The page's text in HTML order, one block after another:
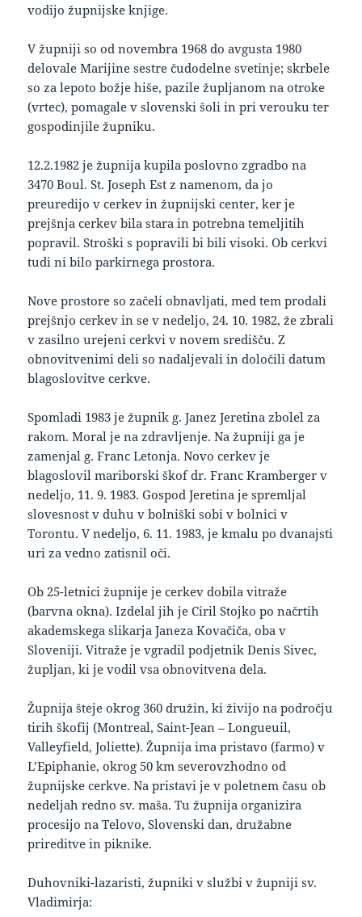
vodijo župnijske knjige.
V župniji so od novembra 1968 do avgusta 1980
delovale Marijine sestre čudodelne svetinje; skrbele
so za lepoto božje hiše, pazile župljanom na otroke
(vrtec), pomagale v slovenski šoli in pri verouku ter
gospodinjile župniku.
12.2.1982 je župnija kupila poslovno zgradbo na
3470 Boul. St. Joseph Est z namenom, da jo
preuredijo v cerkev in župnijski center, ker je
prejšnja cerkev bila stara in potrebna temeljitih
popravil. Stroški s popravili bi bili visoki. Ob cerkvi
tudi ni bilo parkirnega prostora.
Nove prostore so začeli obnavljati, med tem prodali
prejšnjo cerkev in se v nedeljo, 24. 10. 1982, že zbrali
v zasilno urejeni cerkvi v novem središču. Z
obnovitvenimi deli so nadaljevali in določili datum
blagoslovitve cerkve.
Spomladi 1983 je župnik g. Janez Jeretina zbolel za
rakom. Moral je na zdravljenje. Na župniji ga je
zamenjal g. Franc Letonja. Novo cerkev je
blagoslovil mariborski škof dr. Franc Kramberger v
nedeljo, 11. 9. 1983. Gospod Jeretina je spremljal
slovesnost v duhu v bolniški sobi v bolnici v
Torontu. V nedeljo, 6. 11. 1983, je kmalu po dvanajsti
uri za vedno zatisnil oči.
Ob 25-letnici župnije je cerkev dobila vitraže
(barvna okna). Izdelal jih je Ciril Stojko po načrtih
akademskega slikarja Janeza Kovačiča, oba v
Sloveniji. Vitraže je vgradil podjetnik Denis Sivec,
župljan, ki je vodil vsa obnovitvena dela.
Župnija šteje okrog 360 družin, ki živijo na področju
tirih škofij (Montreal, Saint-Jean – Longueuil,
Valleyfield, Joliette). Župnija ima pristavo (farmo) v
L’Epiphanie, okrog 50 km severovzhodno od
župnijske cerkve. Na pristavi je v poletnem času ob
nedeljah redno sv. maša. Tu župnija organizira
procesijo na Telovo, Slovenski dan, družabne
prireditve in piknike.
Duhovniki-lazaristi, župniki v službi v župniji sv.
Vladimirja: